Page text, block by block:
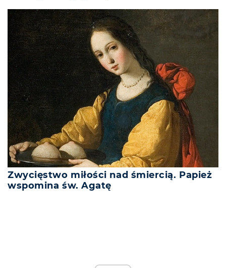
Zwycięstwo miłości nad śmiercią. Papież
wspomina św. Agatę